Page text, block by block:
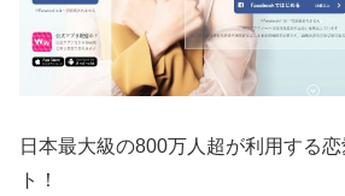
日本最大級の800万人超が利用する
ト！